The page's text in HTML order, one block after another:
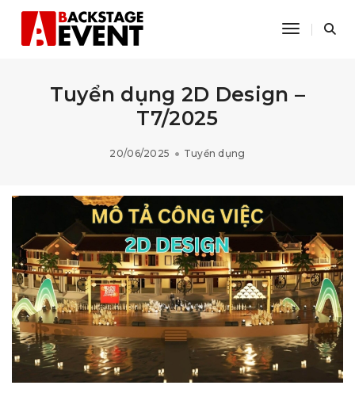
Toggle
Tuyển dụng 2D Design –
T7/2025
20/06/2025 Tuyển dụng